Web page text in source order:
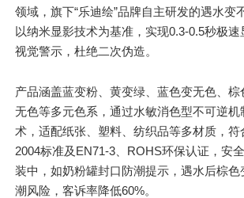
领域，旗下“乐迪绘”品牌自主研发的遇水变
以纳米显影技术为基准 ，实现0.3-0.5秒极
视觉警示，杜绝二次伪造。
产品涵盖蓝变粉、黄变绿、蓝色变无色、
无色等多元色系，通过水敏消色型不可逆机
术，适配纸张、塑料、纺织品等多材质，符
2004标准及EN71-3、ROHS环保认证，安
装中，如奶粉罐封口防潮提示，遇水后棕色
潮风险，客诉率降低60%。